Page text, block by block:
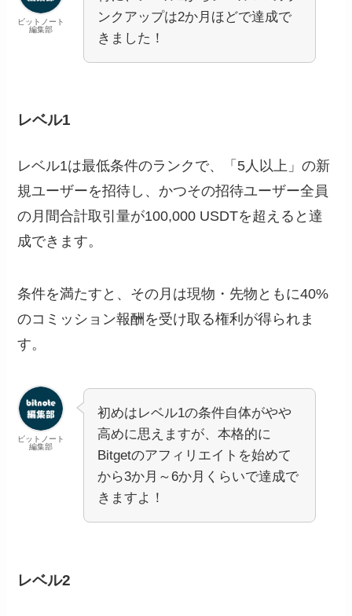
ビットノート
編集部
ンクアップは2か月ほどで達成で
きました！
レベル1
レベル1は最低条件のランクで、「5人以上」の新
規ユーザーを招待し、かつその招待ユーザー全員
の月間合計取引量が100,000 USDTを超えると達
成できます。
条件を満たすと、その月は現物・先物ともに40%
のコミッション報酬を受け取る権利が得られま
す。
ビットノート
編集部
初めはレベル1の条件自体がやや
高めに思えますが、本格的に
Bitgetのアフィリエイトを始めて
から3か月～6か月くらいで達成で
きますよ！
レベル2